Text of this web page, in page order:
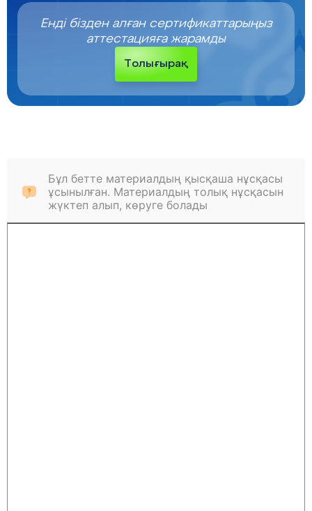
Енді бізден алған сертификаттарыңыз
аттестацияға жарамды
Толығырақ
Бұл бетте материалдың қысқаша нұсқасы
ұсынылған. Материалдың толық нұсқасын
жүктеп алып, көруге болады